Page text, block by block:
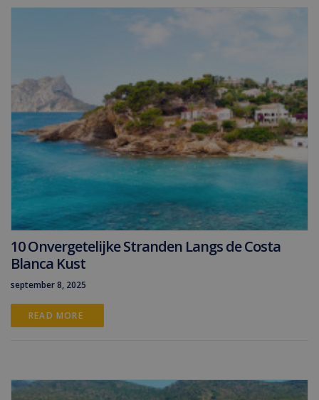
10 Onvergetelijke Stranden Langs de Costa
Blanca Kust
september 8, 2025
READ MORE